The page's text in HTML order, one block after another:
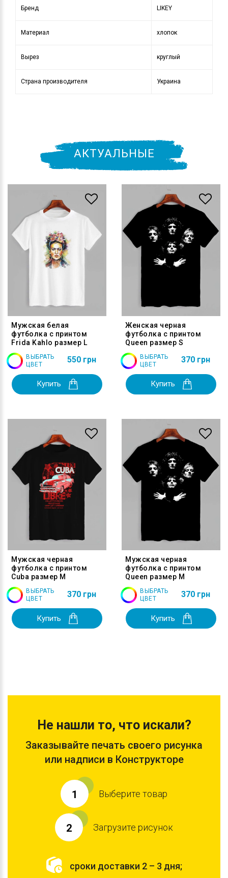
Бренд LIKEY
Материал хлопок
Вырез круглый
Страна производителя Украина
АКТУАЛЬНЫЕ
Мужская белая
футболка с принтом
Frida Kahlo размер L
ВЫБРАТЬ
ЦВЕТ
550 грн
Купить
Женская черная
футболка с принтом
Queen размер S
ВЫБРАТЬ
ЦВЕТ
370 грн
Купить
Мужская черная
футболка с принтом
Cuba размер M
ВЫБРАТЬ
ЦВЕТ
370 грн
Купить
Мужская черная
футболка с принтом
Queen размер M
ВЫБРАТЬ
ЦВЕТ
370 грн
Купить
Не нашли то, что искали?
Заказывайте печать своего рисунка
или надписи в Конструкторе
1 Выберите товар
2 Загрузите рисунок
сроки доставки 2 – 3 дня;